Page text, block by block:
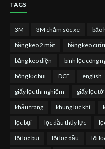
TAGS
3M 3M chăm sóc xe bảo
băng keo 2 mặt băng keo
băng keo điện bình lọc công
bông lọc bụi DCF english
giấy lọc thí nghiệm giấy lọc tờ
khẩu trang khung lọc khí
lọc bụi lọc dầu thủy lực
lõi lọc bụi lõi lọc dầu lõi